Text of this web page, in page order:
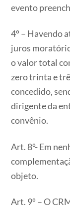
evento
4º – Havendo
juros
o valor total
zero trinta e
concedido,
dirigente da
convênio.
Art. 8º- Em
objeto.
Art. 9º – O